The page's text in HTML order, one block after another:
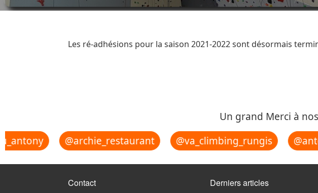
Les ré-adhésions pour la saison 2021-2022 sont désormais
Un grand Merci à
@archie_restaurant @va_climbing_rungis
Contact Derniers articles